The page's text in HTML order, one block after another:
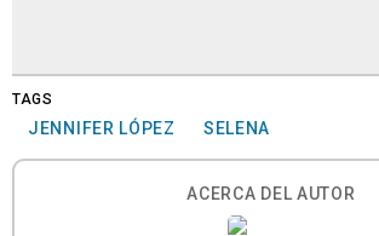
TAGS
JENNIFER LÓPEZ SELENA
ACERCA DEL AUTOR